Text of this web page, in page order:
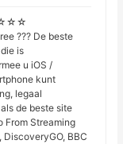
☆☆☆
??? De beste
is
u iOS /
kunt
legaal
de beste site
From Streaming
BBC